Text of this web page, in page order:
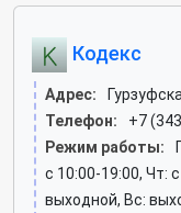
Кодекс
Адрес:
Телефон:
+7
Режим работы:
c 10:00-19:00, Чт:
выходной, Вс: